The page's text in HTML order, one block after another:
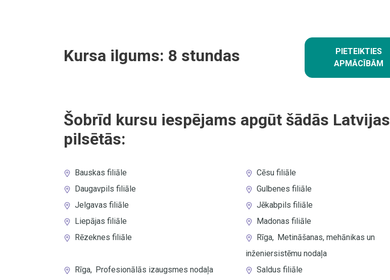
Kursa ilgums: 8 stundas
PIETEIKTIES
APMĀCĪBĀM
Šobrīd kursu iespējams apgūt šādās Latvijas
pilsētās:
Bauskas filiāle
Cēsu filiāle
Daugavpils filiāle
Gulbenes filiāle
Jelgavas filiāle
Jēkabpils filiāle
Liepājas filiāle
Madonas filiāle
Rēzeknes filiāle
Rīga, Metināšanas, mehānikas un
inženiersistēmu nodaļa
Rīga, Profesionālās izaugsmes nodaļa
Saldus filiāle